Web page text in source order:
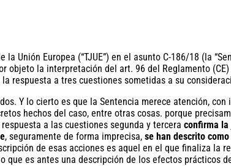
Unión Europea (“TJUE”) en el asunto C-186/18 (la
objeto la interpretación del art. 96 del Reglamento
respuesta a tres cuestiones sometidas a su
Y lo cierto es que la Sentencia merece atención,
hechos del caso, entre otras cosas. porque
a las cuestiones segunda y tercera confirma la
, seguramente de forma imprecisa, se han descrito
de esas acciones es aquel en el que finaliza la
es antes una descripción de los efectos prácticos